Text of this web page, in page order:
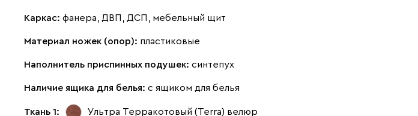
Каркас: фанера, ДВП, ДСП, мебельный щит
Материал ножек (опор): пластиковые
Наполнитель приспинных подушек: синтепух
Наличие ящика для белья: с ящиком для белья
Ткань 1: Ультра Терракотовый (Terra) велюр